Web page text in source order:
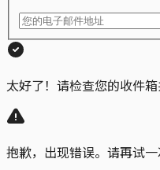
太好了！请检查您的收件箱
抱歉，出现错误。请再试一